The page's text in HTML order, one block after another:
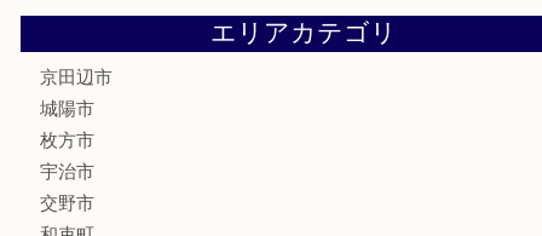
楽器
香水
化粧品
美容
携帯電話
ホビー
その他